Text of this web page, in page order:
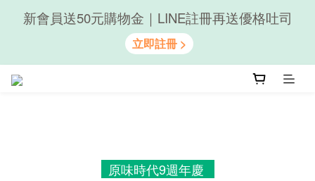
隨心享受｜貝果任選6組$899
新會員送50元購物金｜LINE註冊再送優格吐司
原味時代9週年慶